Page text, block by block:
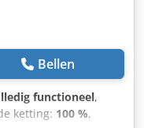
Zware rupsbanen
en geluidsniveau
-
-beheer is zeer
Bellen
functioneel,
ketting: 100 %,